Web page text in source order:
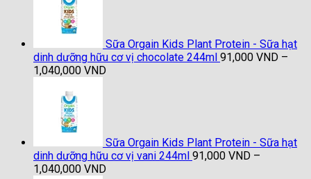
Sữa Orgain Kids Plant Protein - Sữa hạt
dinh dưỡng hữu cơ vị chocolate 244ml 91,000 VND –
1,040,000 VNDKhoảng
1,040,000 VND
Sữa Orgain Kids Plant Protein - Sữa hạt
dinh dưỡng hữu cơ vị vani 244ml 91,000 VND –
1,040,000 VNDKhoảng